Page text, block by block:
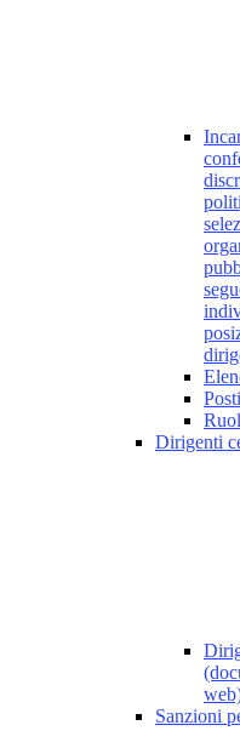
Dirigenti
Sanzioni